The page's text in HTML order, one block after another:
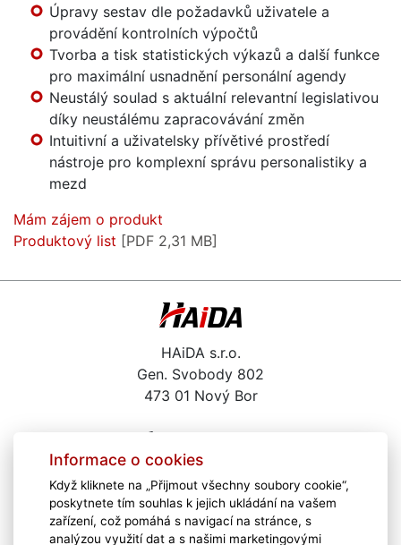
Úpravy sestav dle požadavků uživatele a
provádění kontrolních výpočtů
Tvorba a tisk statistických výkazů a další funkce
pro maximální usnadnění personální agendy
Neustálý soulad s aktuální relevantní legislativou
díky neustálému zapracovávání změn
Intuitivní a uživatelsky přívětivé prostředí
nástroje pro komplexní správu personalistiky a
mezd
Mám zájem o produkt
Produktový list [PDF 2,31 MB]
HAiDA s.r.o.
Gen. Svobody 802
473 01 Nový Bor
haida@haida.cz
Kariéra
Školení
Zajímavé odkazy
Informace o cookies
Když kliknete na „Přijmout všechny soubory cookie“,
poskytnete tím souhlas k jejich ukládání na vašem
zařízení, což pomáhá s navigací na stránce, s
analýzou využití dat a s našimi marketingovými